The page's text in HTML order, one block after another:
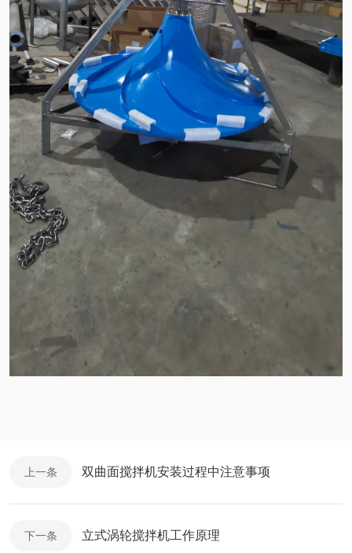
上一条 双曲面搅拌机安装过程中注意事项
下一条 立式涡轮搅拌机工作原理